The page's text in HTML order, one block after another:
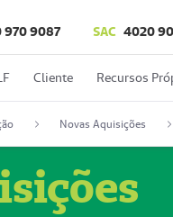
970 9087 SAC 4020
Cliente Recursos
Novas Aquisições